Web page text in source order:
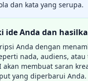
dan kata yang serupa.
ide Anda dan
Anda dengan
nada, audiens,
akan membuat saran
yang diperbarui Anda.